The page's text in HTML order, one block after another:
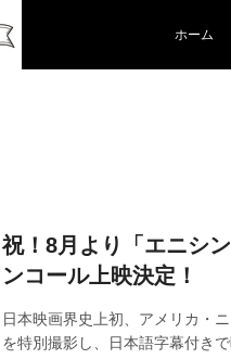
ホーム
祝！8月より「エニシ
ンコール上映決定！
日本映画界史上初、アメリカ・
を特別撮影し、日本語字幕付き